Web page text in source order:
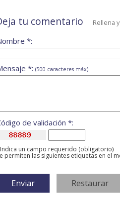
tu comentario Rellena
*:
*: (500 caracteres máx)
de validación *:
un campo requerido (obligatorio)
permiten las siguientes etiquetas en el